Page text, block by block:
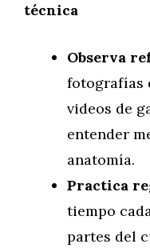
técnica
Observa
fotografías
videos de
entender
anatomía.
Practica
tiempo
partes del